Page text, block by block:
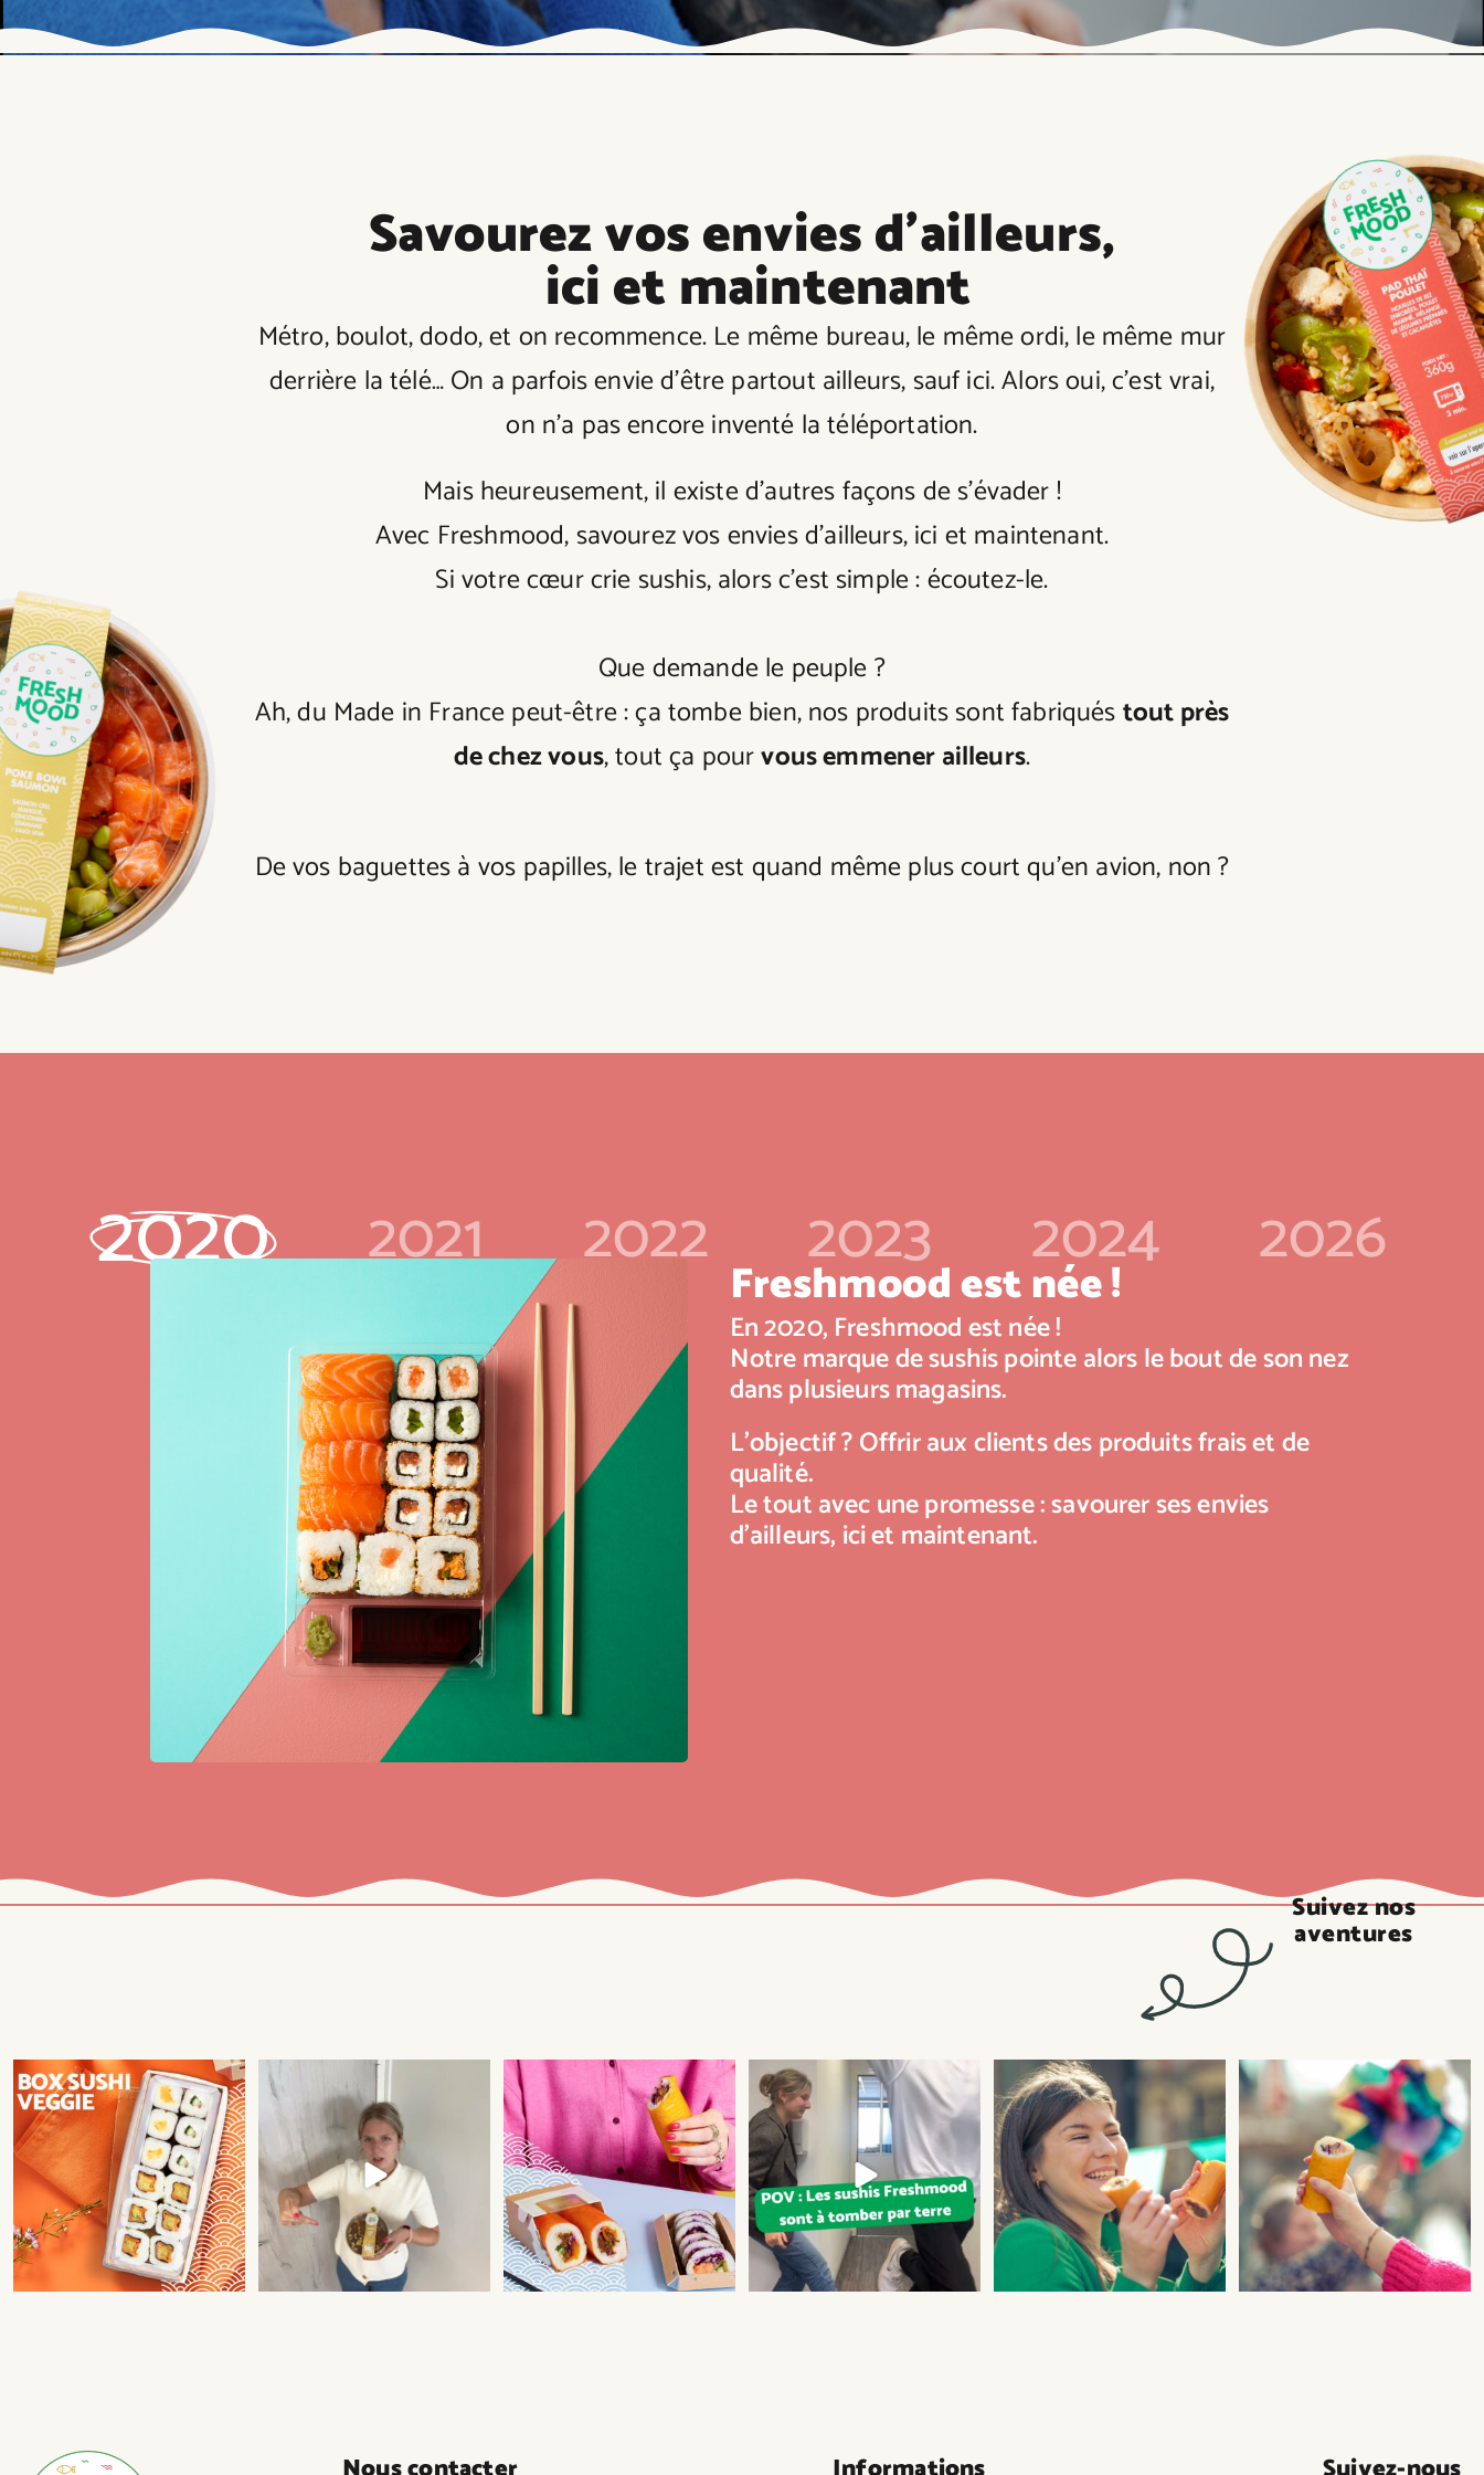
Savourez vos envies d’ailleurs,
ici et maintenant
Métro, boulot, dodo, et on recommence. Le même bureau, le même ordi, le même mur
derrière la télé… On a parfois envie d’être partout ailleurs, sauf ici. Alors oui, c’est vrai,
on n’a pas encore inventé la téléportation.
Mais heureusement, il existe d’autres façons de s’évader !
Avec Freshmood, savourez vos envies d’ailleurs, ici et maintenant.
Si votre cœur crie sushis, alors c’est simple : écoutez-le.
Que demande le peuple ?
Ah, du Made in France peut-être : ça tombe bien, nos produits sont fabriquéstout près
de chez vous, tout ça pourvous emmener ailleurs.
De vos baguettes à vos papilles, le trajet est quand même plus court qu’en avion, non ?
2020 2021 2022 2023 2024 2026
Freshmood est née !
En 2020, Freshmood est née !
Notre marque de sushis pointe alors le bout de son nez
dans plusieurs magasins.
L’objectif ? Offrir aux clients des produits frais et de
qualité.
Le tout avec une promesse : savourer ses envies
d’ailleurs, ici et maintenant.
Suivez nos
aventures
Du saumon dans le poké bowl mexicain
?
Une petite faim ?
Craquez pour nos
#sushi #freshmood #asianfood #trend Célébrez l`instant en dégustant nos
savoureuses
NOUVEAUTÉS !
Découvrez nos deux recettes